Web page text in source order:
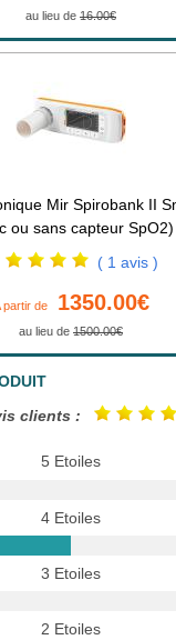
au lieu de 16.00€
Mir Spirobank II
ou sans capteur SpO2)
( 1 avis )
partir de 1350.00€
au lieu de 1500.00€
clients :
5 Etoiles
4 Etoiles
3 Etoiles
2 Etoiles